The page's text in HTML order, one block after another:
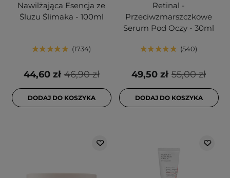
Nawilżająca Esencja ze
Śluzu Ślimaka - 100ml
1734
46,90 zł
44,60 zł
DODAJ DO KOSZYKA
Retinal -
Przeciwzmarszczkowe
Serum Pod Oczy - 30ml
540
55,00 zł
49,50 zł
DODAJ DO KOSZYKA